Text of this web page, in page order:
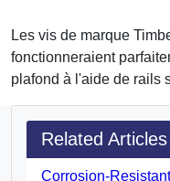
Les vis de marque
fonctionneraient
plafond à l'aide de rails
Related Articles
Corrosion-